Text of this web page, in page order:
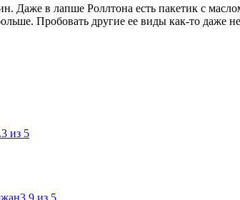
Даже в лапше Роллтона есть пакетик с
Пробовать другие ее виды как-то даже
из 5
3.9 из 5